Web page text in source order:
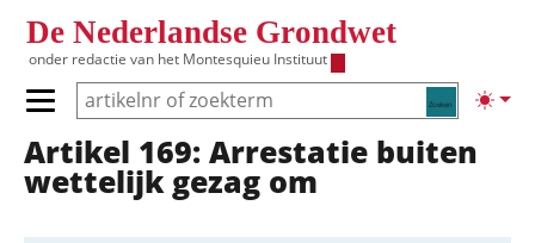
De Nederlandse Grondwet
onder redactie van het Montesquieu Instituut
Zoeken
Primair menu tonen/verbergen
Hoofdnavigatie
Artikel 169: Arrestatie buiten
wettelijk gezag om